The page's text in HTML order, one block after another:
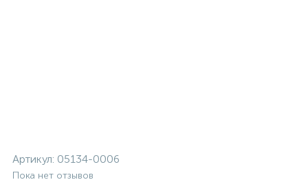
Артикул: 05134-0006
Пока нет отзывов